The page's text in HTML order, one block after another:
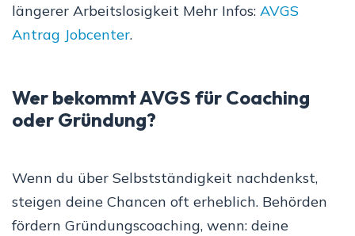
längerer Arbeitslosigkeit Mehr Infos: AVGS
Antrag Jobcenter.
Wer bekommt AVGS für Coaching
oder Gründung?
Wenn du über Selbstständigkeit nachdenkst,
steigen deine Chancen oft erheblich. Behörden
fördern Gründungscoaching, wenn: deine